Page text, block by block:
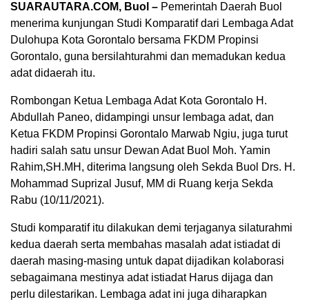
SUARAUTARA.COM, Buol – Pemerintah Daerah Buol
menerima kunjungan Studi Komparatif dari Lembaga Adat
Dulohupa Kota Gorontalo bersama FKDM Propinsi
Gorontalo, guna bersilahturahmi dan memadukan kedua
adat didaerah itu.
Rombongan Ketua Lembaga Adat Kota Gorontalo H.
Abdullah Paneo, didampingi unsur lembaga adat, dan
Ketua FKDM Propinsi Gorontalo Marwab Ngiu, juga turut
hadiri salah satu unsur Dewan Adat Buol Moh. Yamin
Rahim,SH.MH, diterima langsung oleh Sekda Buol Drs. H.
Mohammad Suprizal Jusuf, MM di Ruang kerja Sekda
Rabu (10/11/2021).
Studi komparatif itu dilakukan demi terjaganya silaturahmi
kedua daerah serta membahas masalah adat istiadat di
daerah masing-masing untuk dapat dijadikan kolaborasi
sebagaimana mestinya adat istiadat Harus dijaga dan
perlu dilestarikan. Lembaga adat ini juga diharapkan